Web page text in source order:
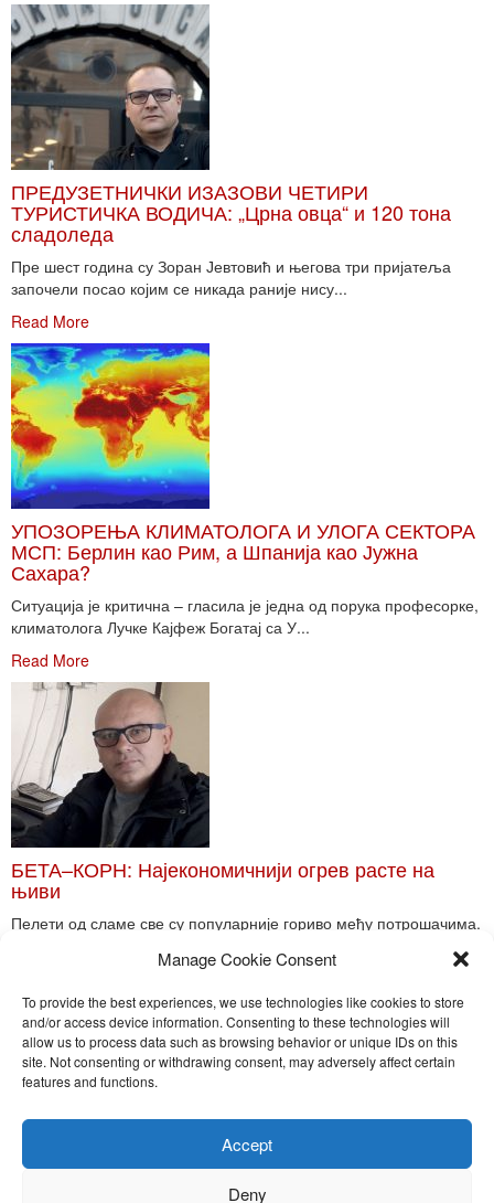
Manage Cookie Consent
To provide the best experiences, we use technologies like cookies to store
and/or access device information. Consenting to these technologies will
allow us to process data such as browsing behavior or unique IDs on this
site. Not consenting or withdrawing consent, may adversely affect certain
features and functions.
Accept
Deny
ПРЕДУЗЕТНИЧКИ ИЗАЗОВИ ЧЕТИРИ
ТУРИСТИЧКА ВОДИЧА: „Црна овца“ и 120 тона
сладоледа
Пре шест година су Зоран Јевтовић и његова три пријатеља
започели посао којим се никада раније нису...
Read More
УПОЗОРЕЊА КЛИМАТОЛОГА И УЛОГА СЕКТОРА
МСП: Берлин као Рим, а Шпанија као Јужна
Сахара?
Ситуација је критична – гласила је једна од порука професорке,
климатолога Лучке Кајфеж Богатај са У...
Read More
БЕТА–КОРН: Најекономичнији огрев расте на
њиви
Пелети од сламе све су популарније гориво међу потрошачима.
Toggle
Nira Press d.o.o.
Sadržaj ovog sajta je zakonom zaštićena intelektualna svojina